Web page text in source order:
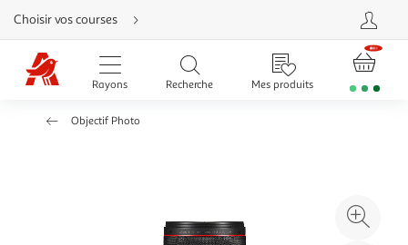
Aller
directement
au
contenu
Aller
directement
Aller
Choisir vos courses
Rayons Recherche Mes produits
Objectif Photo